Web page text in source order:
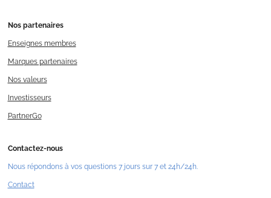
Nos partenaires
Enseignes membres
Marques partenaires
Nos valeurs
Investisseurs
PartnerGo
Contactez-nous
Nous répondons à vos questions 7 jours sur 7 et 24h/24h.
Contact